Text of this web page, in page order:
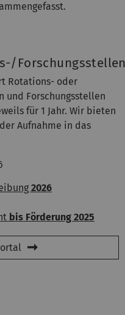
Rotations- oder
und Forschungsstellen
für 1 Jahr. Wir bieten
Aufnahme in das
2026
bis Förderung 2025